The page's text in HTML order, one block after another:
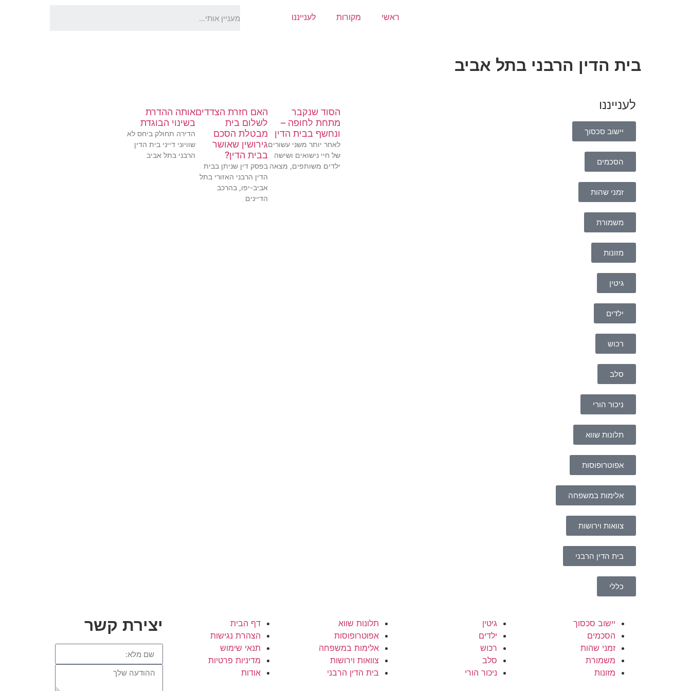
ראשי מקורות לענייננו
בית הדין הרבני בתל אביב
לענייננו
יישוב סכסוך
הסכמים
זמני שהות
משמורת
מזונות
גיטין
ילדים
רכוש
סלב
ניכור הורי
תלונות שווא
אפוטרופוסות
אלימות במשפחה
צוואות וירושות
בית הדין הרבני
כללי
הסוד שנקבר
מתחת לחופה –
ונחשף בבית הדין
לאחר יותר משני עשורים
של חיי נישואים ושישה
ילדים משותפים, מצאה
האם חזרת הצדדים
לשלום בית
מבטלת הסכם
גירושין שאושר
בבית הדין?
בפסק דין שניתן בבית
הדין הרבני האזורי בתל
אביב-יפו, בהרכב
הדיינים
אותה ההדרת
בשינוי הבוגדת
הדירה תחולק ביחס לא
שוויוני דייני בית הדין
הרבני בתל אביב
יישוב סכסוך
הסכמים
זמני שהות
משמורת
מזונות
גיטין
ילדים
רכוש
סלב
ניכור הורי
תלונות שווא
אפוטרופוסות
אלימות במשפחה
צוואות וירושות
בית הדין הרבני
דף הבית
הצהרת נגישות
תנאי שימוש
מדיניות פרטיות
אודות
יצירת קשר